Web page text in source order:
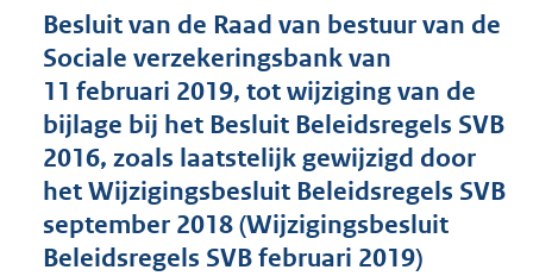
d
s
g
o
o
t
t
e
:
Besluit van de Raad van bestuur van de
Sociale verzekeringsbank van
11 februari 2019, tot wijziging van de
bijlage bij het Besluit Beleidsregels SVB
2016, zoals laatstelijk gewijzigd door
het Wijzigingsbesluit Beleidsregels SVB
september 2018 (Wijzigingsbesluit
Beleidsregels SVB februari 2019)